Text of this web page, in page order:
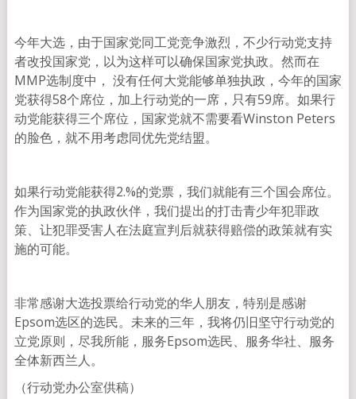
今年大选，由于国家党同工党竞争激烈，不少行动党支持
者改投国家党，以为这样可以确保国家党执政。然而在
MMP选制度中， 没有任何大党能够单独执政，今年的国家
党获得58个席位，加上行动党的一席，只有59席。如果行
动党能获得三个席位，国家党就不需要看Winston Peters
的脸色，就不用考虑同优先党结盟。
如果行动党能获得2.%的党票，我们就能有三个国会席位。
作为国家党的执政伙伴，我们提出的打击青少年犯罪政
策、让犯罪受害人在法庭宣判后就获得赔偿的政策就有实
施的可能。
非常感谢大选投票给行动党的华人朋友，特别是感谢
Epsom选区的选民。未来的三年，我将仍旧坚守行动党的
立党原则，尽我所能，服务Epsom选民、服务华社、服务
全体新西兰人。
（行动党办公室供稿）